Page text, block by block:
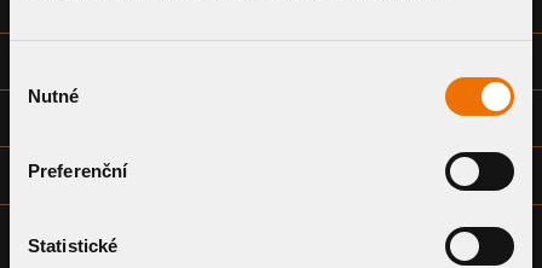
souhlasu
Nutné
Preferenční
Statistické
VÝKRESOVÁ DOKUMENTACE - SPOLEČNÁ (DWG)